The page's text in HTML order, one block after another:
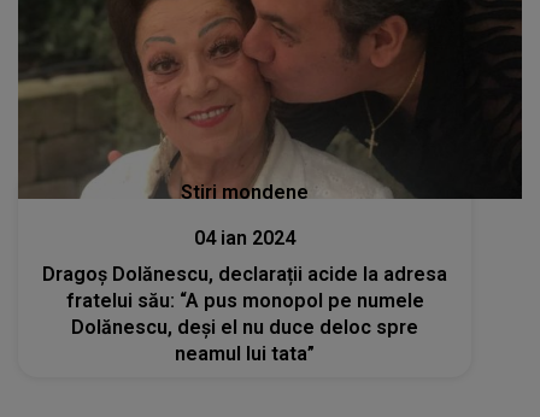
Stiri mondene
04 ian 2024
Dragoș Dolănescu, declarații acide la adresa
fratelui său: “A pus monopol pe numele
Dolănescu, deși el nu duce deloc spre
neamul lui tata”